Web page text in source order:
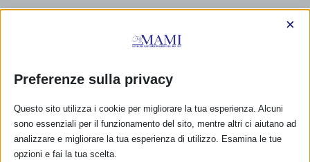
Preferenze sulla privacy
×
Questo sito utilizza i cookie per migliorare la tua esperienza. Alcuni
sono essenziali per il funzionamento del sito, mentre altri ci aiutano ad
analizzare e migliorare la tua esperienza di utilizzo. Esamina le tue
opzioni e fai la tua scelta.